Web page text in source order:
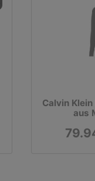
Calvin
aus